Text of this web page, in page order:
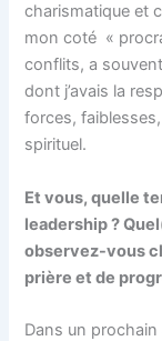
charismatique et
mon coté «
conflits, a
dont j’avais la
forces,
spirituel.
Et vous, quelle
leadership ?
observez-vous
prière et de
Dans un prochain